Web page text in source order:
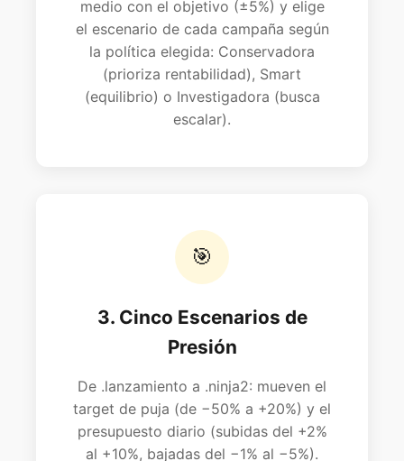
medio con el objetivo (±5%) y elige
el escenario de cada campaña según
la política elegida: Conservadora
(prioriza rentabilidad), Smart
(equilibrio) o Investigadora (busca
escalar).
🎯
3. Cinco Escenarios de
Presión
De .lanzamiento a .ninja2: mueven el
target de puja (de −50% a +20%) y el
presupuesto diario (subidas del +2%
al +10%, bajadas del −1% al −5%).